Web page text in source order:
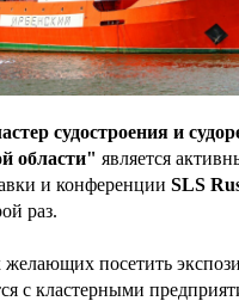
судостроения и
области" является
и конференции SLS
раз.
желающих посетить
с кластерными